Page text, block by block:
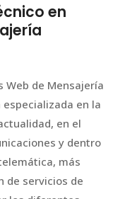
en
Web de Mensajería
en la
en el
y dentro
más
de servicios de